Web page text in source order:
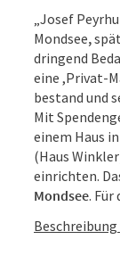
„Josef
Mondsee,
dringend
eine ,Privat-
bestand und
Mit
einem Haus
(Haus
einrichten.
Mondsee. Für